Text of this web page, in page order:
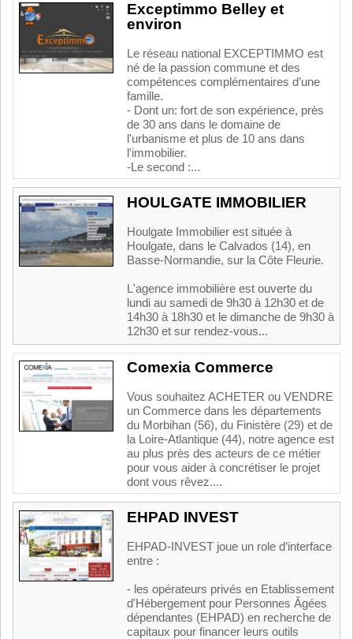
Exceptimmo Belley et
environ
Le réseau national EXCEPTIMMO est
né de la passion commune et des
compétences complémentaires d’une
famille.
- Dont un: fort de son expérience, près
de 30 ans dans le domaine de
l'urbanisme et plus de 10 ans dans
l'immobilier.
-Le second :...
HOULGATE IMMOBILIER
Houlgate Immobilier est située à
Houlgate, dans le Calvados (14), en
Basse-Normandie, sur la Côte Fleurie.
L'agence immobilière est ouverte du
lundi au samedi de 9h30 à 12h30 et de
14h30 à 18h30 et le dimanche de 9h30 à
12h30 et sur rendez-vous...
Comexia Commerce
Vous souhaitez ACHETER ou VENDRE
un Commerce dans les départements
du Morbihan (56), du Finistère (29) et de
la Loire-Atlantique (44), notre agence est
au plus près des acteurs de ce métier
pour vous aider à concrétiser le projet
dont vous rêvez....
EHPAD INVEST
EHPAD-INVEST joue un role d’interface
entre :
- les opérateurs privés en Etablissement
d'Hébergement pour Personnes Âgées
dépendantes (EHPAD) en recherche de
capitaux pour financer leurs outils